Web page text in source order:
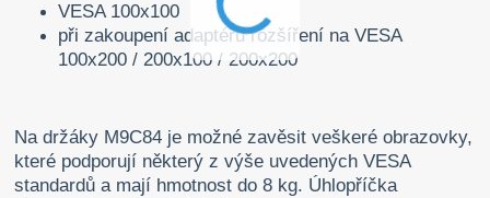
VESA 100x100
při zakoupení adaptéru rozšíření na VESA
100x200 / 200x100 / 200x200
Na držáky M9C84 je možné zavěsit veškeré obrazovky,
které podporují některý z výše uvedených VESA
standardů a mají hmotnost do 8 kg. Úhlopříčka